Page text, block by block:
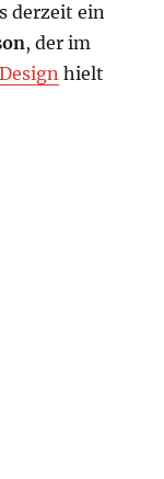
derzeit ein
, der im
hielt